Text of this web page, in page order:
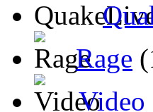
Rage
Video